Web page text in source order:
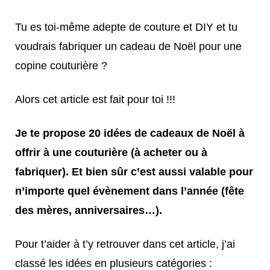
Tu es toi-même adepte de couture et DIY et tu
voudrais fabriquer un cadeau de Noël pour une
copine couturière ?
Alors cet article est fait pour toi !!!
Je te propose 20 idées de cadeaux de Noël à
offrir à une couturière (à acheter ou à
fabriquer). Et bien sûr c’est aussi valable pour
n’importe quel évènement dans l’année (fête
des mères, anniversaires…).
Pour t’aider à t’y retrouver dans cet article, j’ai
classé les idées en plusieurs catégories :